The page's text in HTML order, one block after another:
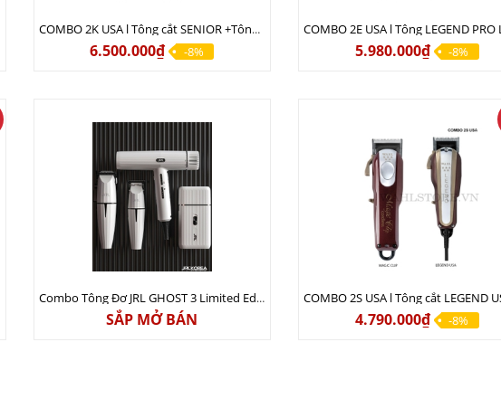
COMBO 2K USA l Tông cắt SENIOR +Tông viền DETAILER PRO LI
6.500.000₫ -8% 5.980.000₫ -8%
Combo Tông Đơ JRL GHOST 3 Limited Edition Chính Hãng USA
SẮP MỞ BÁN 4.790.000₫ -8%